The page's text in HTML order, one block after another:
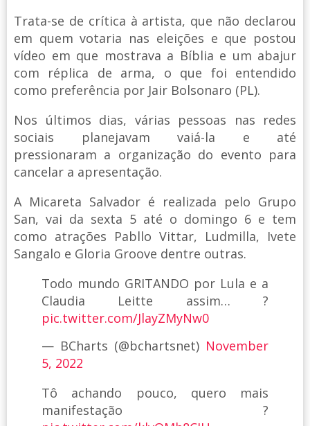
Trata-se de crítica à artista, que não declarou
em quem votaria nas eleições e que postou
vídeo em que mostrava a Bíblia e um abajur
com réplica de arma, o que foi entendido
como preferência por Jair Bolsonaro (PL).
Nos últimos dias, várias pessoas nas redes
sociais planejavam vaiá-la e até
pressionaram a organização do evento para
cancelar a apresentação.
A Micareta Salvador é realizada pelo Grupo
San, vai da sexta 5 até o domingo 6 e tem
como atrações Pabllo Vittar, Ludmilla, Ivete
Sangalo e Gloria Groove dentre outras.
Todo mundo GRITANDO por Lula e a
Claudia Leitte assim… ?
pic.twitter.com/JlayZMyNw0
— BCharts (@bchartsnet) November
5, 2022
Tô achando pouco, quero mais
manifestação ?